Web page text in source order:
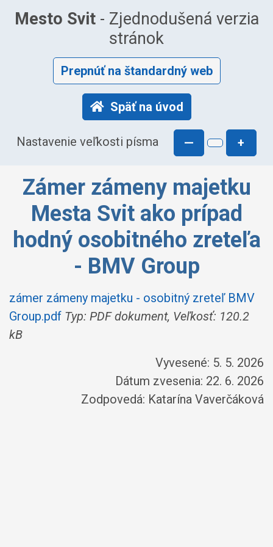
Mesto Svit- Zjednodušená verzia
stránok
Prepnúť na štandardný web
Späť na úvod
Nastavenie veľkosti písma — +
Zámer zámeny majetku
Mesta Svit ako prípad
hodný osobitného zreteľa
- BMV Group
zámer zámeny majetku - osobitný zreteľ BMV
Group.pdf Typ: PDF dokument, Veľkosť: 120.2
kB
Vyvesené: 5. 5. 2026
Dátum zvesenia: 22. 6. 2026
Zodpovedá: Katarína Vaverčáková